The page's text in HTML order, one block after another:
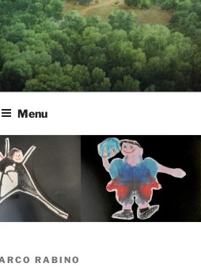
DELL'OPERA
capirle e imparare ad amarle
Menu
RABINO